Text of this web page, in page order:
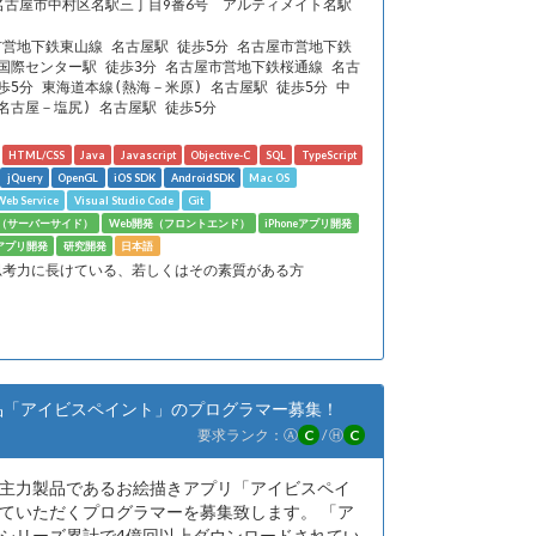
古屋市中村区名駅三丁目9番6号 アルティメイト名駅
営地下鉄東山線 名古屋駅 徒歩5分 名古屋市営地下鉄
際センター駅 徒歩3分 名古屋市営地下鉄桜通線 名古
5分 東海道本線(熱海－米原) 名古屋駅 徒歩5分 中
古屋－塩尻) 名古屋駅 徒歩5分
HTML/CSS Java Javascript Objective-C SQL
TypeScript
jQuery
OpenGL iOS SDK AndroidSDK
Mac OS
Service
Visual Studio Code
Git
サーバーサイド）
Web開発（フロントエンド）
iPhoneアプリ開発
リ開発
研究開発 日本語
力に長けている、若しくはその素質がある方
アイビスペイント」のプログラマー募集！
要求ランク： Ⓐ C /Ⓗ C
力製品であるお絵描きアプリ「アイビスペイ
いただくプログラマーを募集致します。 「ア